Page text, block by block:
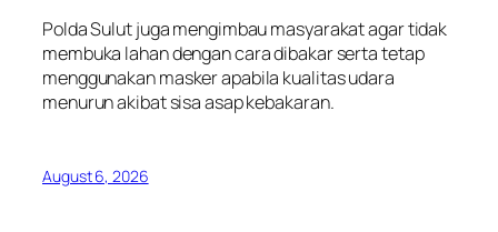
Polda Sulut juga mengimbau masyarakat agar tidak
membuka lahan dengan cara dibakar serta tetap
menggunakan masker apabila kualitas udara
menurun akibat sisa asap kebakaran.
August 6, 2026